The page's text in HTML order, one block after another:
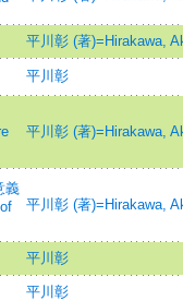
平川彰 (著)=Hirakawa,
平川彰
平川彰 (著)=Hirakawa,
義
平川彰 (著)=Hirakawa,
平川彰
平川彰